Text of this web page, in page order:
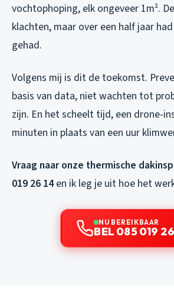
vochtophoping, elk ongeveer 1m².
klachten, maar over een half jaar
gehad.
Volgens mij is dit de toekomst.
basis van data, niet wachten tot
zijn. En het scheelt tijd, een drone-
minuten in plaats van een uur
Vraag naar onze thermische
019 26 14en ik leg je uit hoe het
NU BEREIKBAAR
BEL 085 019